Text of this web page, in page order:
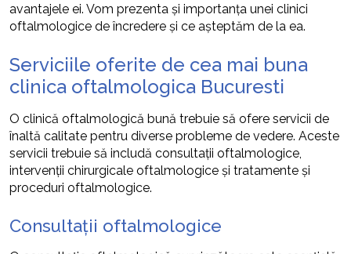
avantajele ei. Vom prezenta și importanța unei clinici
oftalmologice de încredere și ce așteptăm de la ea.
Serviciile oferite de cea mai buna
clinica oftalmologica Bucuresti
O clinică oftalmologică bună trebuie să ofere servicii de
înaltă calitate pentru diverse probleme de vedere. Aceste
servicii trebuie să includă consultații oftalmologice,
intervenții chirurgicale oftalmologice și tratamente și
proceduri oftalmologice.
Consultații oftalmologice